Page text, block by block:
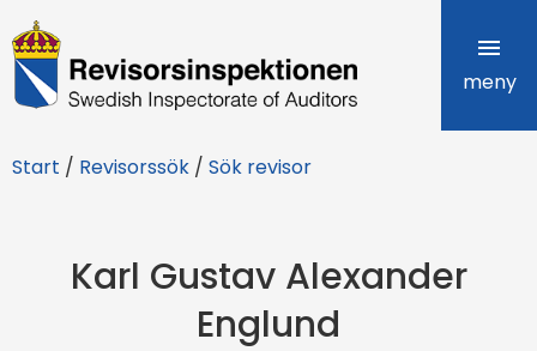
R
e
i
meny
Start / Revisorssök / Sök revisor
Karl Gustav Alexander
Englund